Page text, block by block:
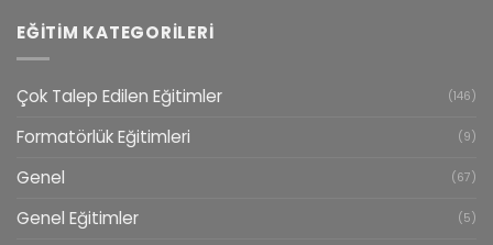
EĞITIM KATEGORILERI
Çok Talep Edilen Eğitimler (146)
Formatörlük Eğitimleri (9)
Genel (67)
Genel Eğitimler (5)